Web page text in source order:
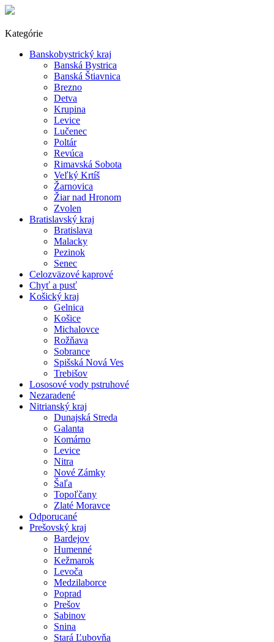
Kategórie
Banskobystrický kraj
Banská Bystrica
Banská Štiavnica
Brezno
Detva
Krupina
Levice
Lučenec
Poltár
Revúca
Rimavská Sobota
Veľký Krtíš
Žarnovica
Žiar nad Hronom
Zvolen
Bratislavský kraj
Bratislava
Malacky
Pezinok
Senec
Celozväzové kaprové
Chyť a pusť
Košický kraj
Gelnica
Košice
Michalovce
Rožňava
Sobrance
Spišská Nová Ves
Trebišov
Lososové vody pstruhové
Nezaradené
Nitrianský kraj
Dunajská Streda
Galanta
Komárno
Levice
Nitra
Nové Zámky
Šaľa
Topoľčany
Zlaté Moravce
Odporucané
Prešovský kraj
Bardejov
Humenné
Kežmarok
Levoča
Medzilaborce
Poprad
Prešov
Sabinov
Snina
Stará Ľubovňa